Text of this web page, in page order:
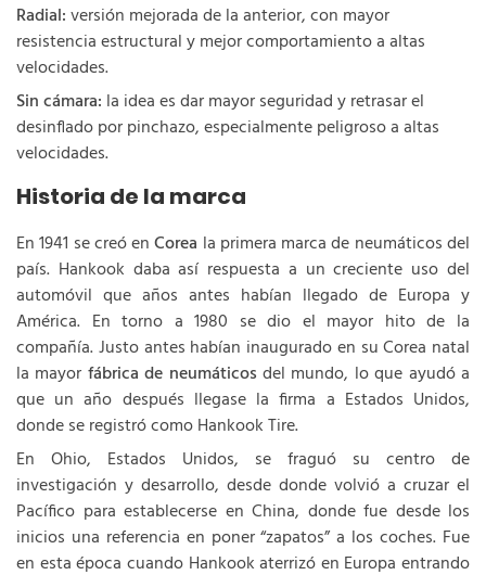
Radial:versión mejorada de la anterior, con mayor
resistencia estructural y mejor comportamiento a altas
velocidades.
Sin cámara: la idea es dar mayor seguridad y retrasar el
desinflado por pinchazo, especialmente peligroso a altas
velocidades.
Historia de la marca
En 1941 se creó enCorea la primera marca de neumáticos del
país. Hankook daba así respuesta a un creciente uso del
automóvil que años antes habían llegado de Europa y
América. En torno a 1980 se dio el mayor hito de la
compañía. Justo antes habían inaugurado en su Corea natal
la mayor fábrica de neumáticos del mundo, lo que ayudó a
que un año después llegase la firma a Estados Unidos,
donde se registró como Hankook Tire.
En Ohio, Estados Unidos, se fraguó su centro de
investigación y desarrollo, desde donde volvió a cruzar el
Pacífico para establecerse en China, donde fue desde los
inicios una referencia en poner “zapatos” a los coches. Fue
en esta época cuando Hankook aterrizó en Europa entrando